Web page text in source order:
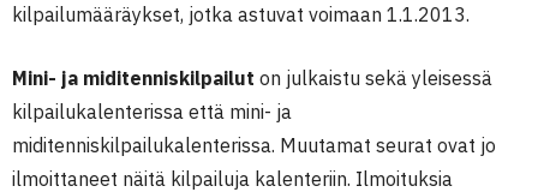
kilpailumääräykset, jotka astuvat voimaan 1.1.2013.
Mini- ja miditenniskilpailut on julkaistu sekä yleisessä
kilpailukalenterissa että mini- ja
miditenniskilpailukalenterissa. Muutamat seurat ovat jo
ilmoittaneet näitä kilpailuja kalenteriin. Ilmoituksia